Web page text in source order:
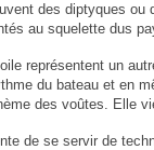
des diptyques ou
au squelette dus
représentent un
du bateau et en
des voûtes. Elle
de se servir de